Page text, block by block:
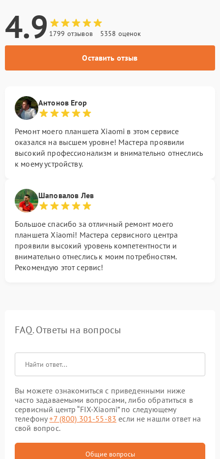
4.9 1799 отзывов 5358 оценок
Оставить отзыв
Антонов Егор
Ремонт моего планшета Xiaomi в этом сервисе
оказался на высшем уровне! Мастера проявили
высокий профессионализм и внимательно отнеслись
к моему устройству.
Шаповалов Лев
Большое спасибо за отличный ремонт моего
планшета Xiaomi! Мастера сервисного центра
проявили высокий уровень компетентности и
внимательно отнеслись к моим потребностям.
Рекомендую этот сервис!
FAQ. Ответы на вопросы
Вы можете ознакомиться с приведенными ниже
часто задаваемыми вопросами, либо обратиться в
сервисный центр “FIX-Xiaomi” по следующему
телефону+7 (800) 301-55-83 если не нашли ответ на
свой вопрос.
Общие вопросы